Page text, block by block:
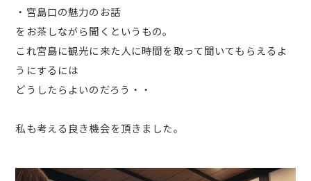
・宮島口の魅力のお話
をお茶しながら聞くというもの。
これ宮島に観光に来た人に時間を取って聞いてもらえるよ
うにするには
どうしたらよいのだろう・・
私も考える良き機会を頂きました。